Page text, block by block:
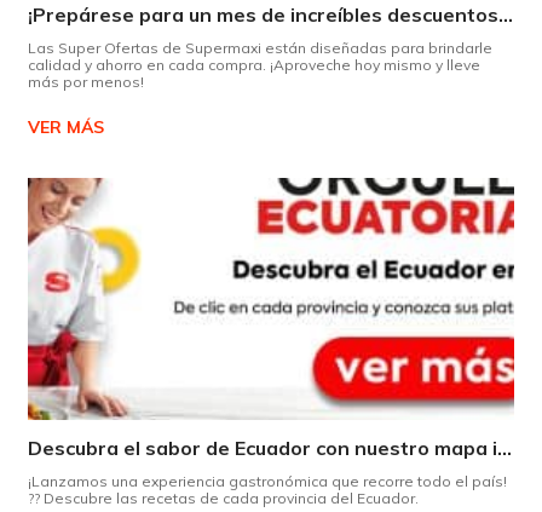
¡Prepárese para un mes de increíbles descuentos en Supermaxi!
Las Super Ofertas de Supermaxi están diseñadas para brindarle
calidad y ahorro en cada compra. ¡Aproveche hoy mismo y lleve
más por menos!
VER MÁS
Descubra el sabor de Ecuador con nuestro mapa interactivo de recetas
¡Lanzamos una experiencia gastronómica que recorre todo el país!
?? Descubre las recetas de cada provincia del Ecuador.